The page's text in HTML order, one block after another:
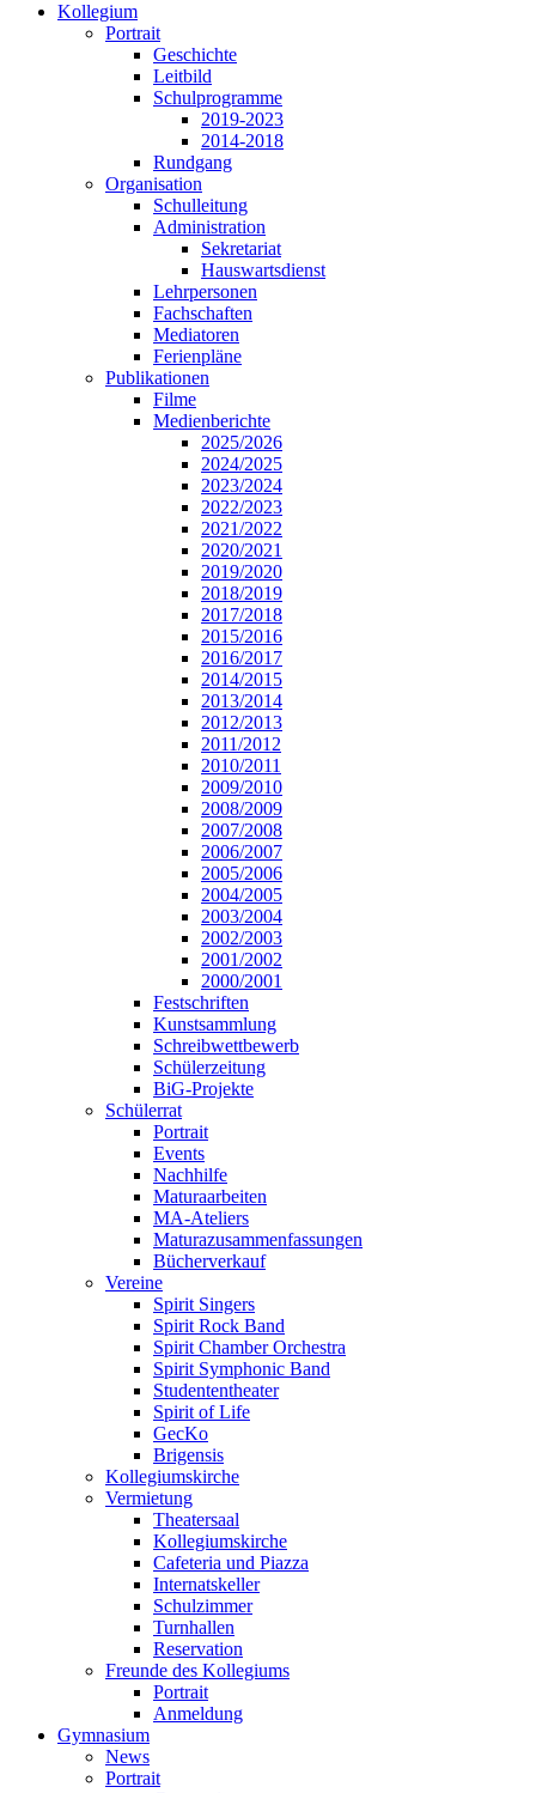
Kollegium
Portrait
Geschichte
Leitbild
Schulprogramme
2019-2023
2014-2018
Rundgang
Organisation
Schulleitung
Administration
Sekretariat
Hauswartsdienst
Lehrpersonen
Fachschaften
Mediatoren
Ferienpläne
Publikationen
Filme
Medienberichte
2025/2026
2024/2025
2023/2024
2022/2023
2021/2022
2020/2021
2019/2020
2018/2019
2017/2018
2015/2016
2016/2017
2014/2015
2013/2014
2012/2013
2011/2012
2010/2011
2009/2010
2008/2009
2007/2008
2006/2007
2005/2006
2004/2005
2003/2004
2002/2003
2001/2002
2000/2001
Festschriften
Kunstsammlung
Schreibwettbewerb
Schülerzeitung
BiG-Projekte
Schülerrat
Portrait
Events
Nachhilfe
Maturaarbeiten
MA-Ateliers
Maturazusammenfassungen
Bücherverkauf
Vereine
Spirit Singers
Spirit Rock Band
Spirit Chamber Orchestra
Spirit Symphonic Band
Studententheater
Spirit of Life
GecKo
Brigensis
Kollegiumskirche
Vermietung
Theatersaal
Kollegiumskirche
Cafeteria und Piazza
Internatskeller
Schulzimmer
Turnhallen
Reservation
Freunde des Kollegiums
Portrait
Anmeldung
Gymnasium
News
Portrait